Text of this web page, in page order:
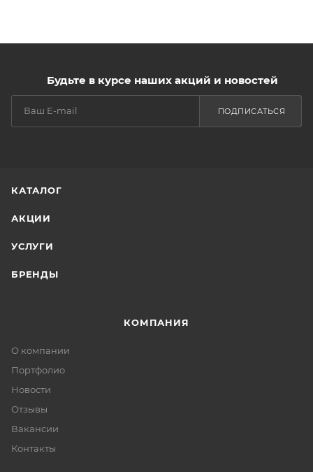
Будьте в курсе наших акций и новостей
ПОДПИСАТЬСЯ
КАТАЛОГ
АКЦИИ
УСЛУГИ
БРЕНДЫ
КОМПАНИЯ
О компании
Портфолио
Новости
Отзывы
Вакансии
Контакты